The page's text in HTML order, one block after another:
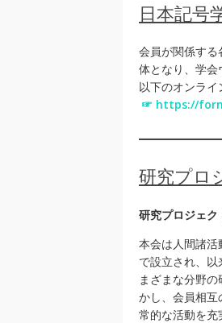
日本記号
会員が関係する
体となり、学会
以下のオンライ
☞ https://
研究プロ
研究プロジェク
本会は人間諸
で設立され、
まざまな分野
かし、会員相互
常的な活動を充